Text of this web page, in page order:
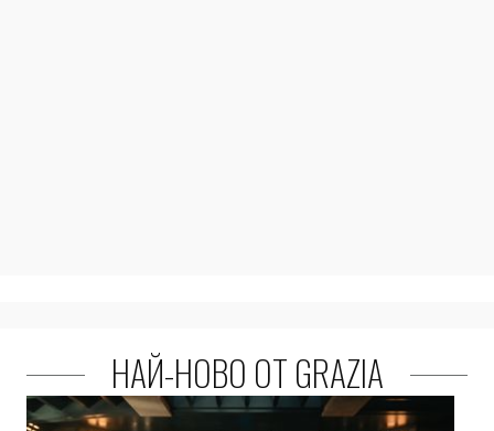
НАЙ-НОВО ОТ GRAZIA